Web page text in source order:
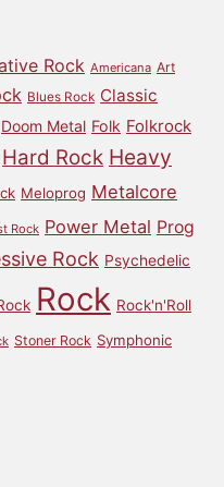
Rock Americana Art
Blues Rock Classic
Doom Metal Folk Folkrock
Hard Rock Heavy
Meloprog Metalcore
Rock Power Metal Prog
Rock Psychedelic
Rock Rock'n'Roll
Stoner Rock Symphonic